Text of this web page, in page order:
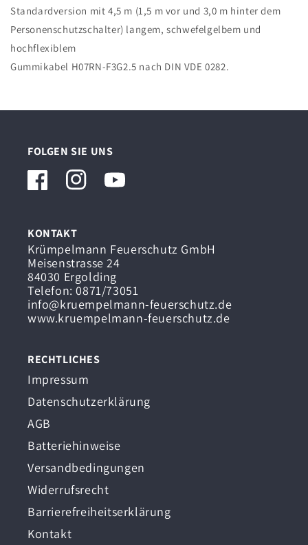
Standardversion mit 4,5 m (1,5 m vor und 3,0 m hinter dem
Personenschutzschalter) langem, schwefelgelbem und
hochflexiblem
Gummikabel H07RN-F3G2.5 nach DIN VDE 0282.
FOLGEN SIE UNS
FacebookInstagramYouTube
KONTAKT
Krümpelmann Feuerschutz GmbH
Meisenstrasse 24
84030 Ergolding
Telefon: 0871/73051
info@kruempelmann-feuerschutz.de
www.kruempelmann-feuerschutz.de
RECHTLICHES
Impressum
Datenschutzerklärung
AGB
Batteriehinweise
Versandbedingungen
Widerrufsrecht
Barrierefreiheitserklärung
Kontakt